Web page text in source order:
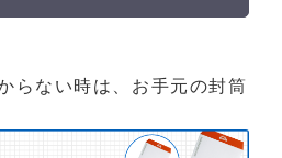
らない時は、お手元の封筒